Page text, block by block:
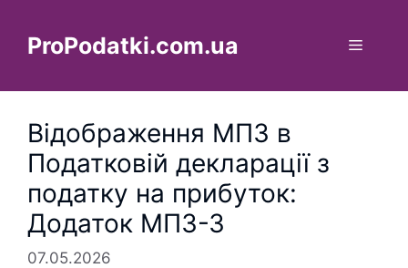
вмістуProPodatki.com.ua Меню
Відображення МПЗ в
Податковій декларації з
податку на прибуток:
Додаток МПЗ-З
07.05.2026